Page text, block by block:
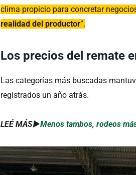
clima propicio para concretar
realidad del productor”.
Los precios del remate
Las categorías más buscadas
registrados un año atrás.
LEÉ MÁS►Menos tambos, rodeos